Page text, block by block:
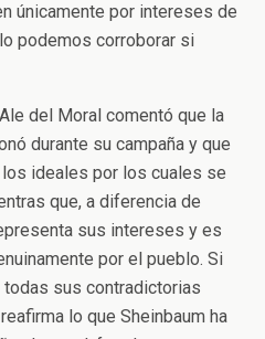
únicamente por intereses de
podemos corroborar si
del Moral comentó que la
durante su campaña y que
ideales por los cuales se
que, a diferencia de
sus intereses y es
por el pueblo. Si
sus contradictorias
lo que Sheinbaum ha